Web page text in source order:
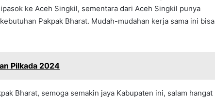
ke Aceh Singkil, sementara dari Aceh Singkil punya
Pakpak Bharat. Mudah-mudahan kerja sama ini bisa
Pilkada 2024
Bharat, semoga semakin jaya Kabupaten ini, salam hangat